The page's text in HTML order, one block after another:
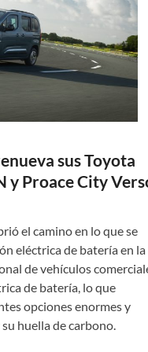
sus Toyota
y Proace City
el camino en lo que se
eléctrica de batería en la
de vehículos
de batería, lo que
opciones enormes y
huella de carbono.